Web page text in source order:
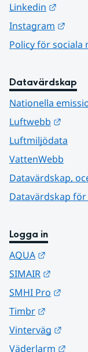
Linkedin
Instagram
Policy för sociala
Datavärdskap
Nationella
Luftwebb
Luftmiljödata
VattenWebb
Datavärdskap,
Datavärdskap
Logga in
AQUA
SIMAIR
SMHI Pro
Timbr
Vinterväg
Väderlarm